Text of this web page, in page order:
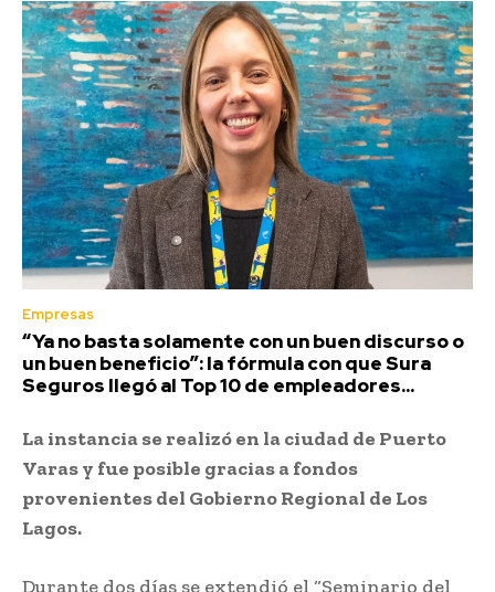
Empresas
“Ya no basta solamente con un buen discurso o
un buen beneficio”: la fórmula con que Sura
Seguros llegó al Top 10 de empleadores...
La instancia se realizó en la ciudad de Puerto
Varas y fue posible gracias a fondos
provenientes del Gobierno Regional de Los
Lagos.
Durante dos días se extendió el “Seminario del